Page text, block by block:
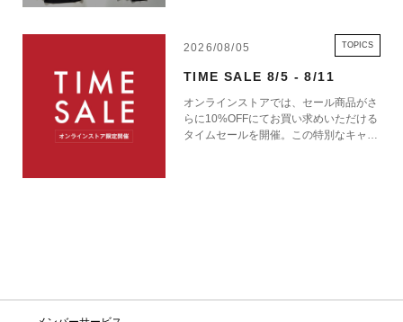
2026/08/05 TOPICS
TIME SALE 8/5 - 8/11
オンラインストアでは、セール商品がさ
らに10%OFFにてお買い求めいただける
タイムセールを開催。この特別なキャン